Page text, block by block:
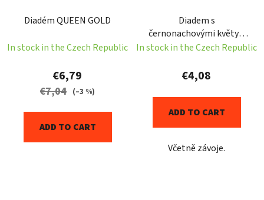
Diadém QUEEN GOLD
In stock in the Czech Republic
€6,79
€7,04 (–3 %)
ADD TO CART
Diadem s
černonachovými květy a
závojem
In stock in the Czech Republic
€4,08
ADD TO CART
Včetně závoje.